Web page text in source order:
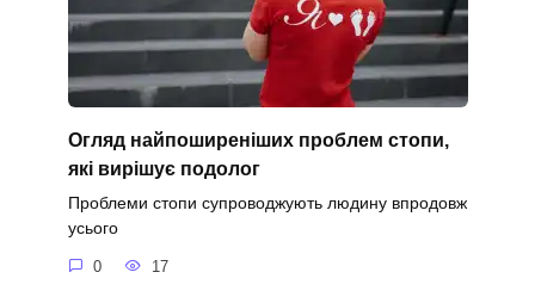
Огляд найпоширеніших проблем стопи,
які вирішує подолог
Проблеми стопи супроводжують людину впродовж
усього
0 17